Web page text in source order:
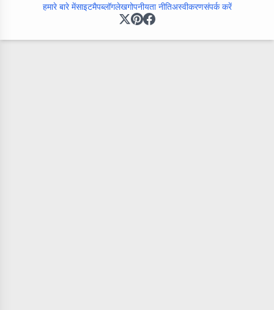
हमारे बारे मेंसाइटमैपब्लॉगलेखगोपनीयता नीतिअस्वीकरणसंपर्क करें